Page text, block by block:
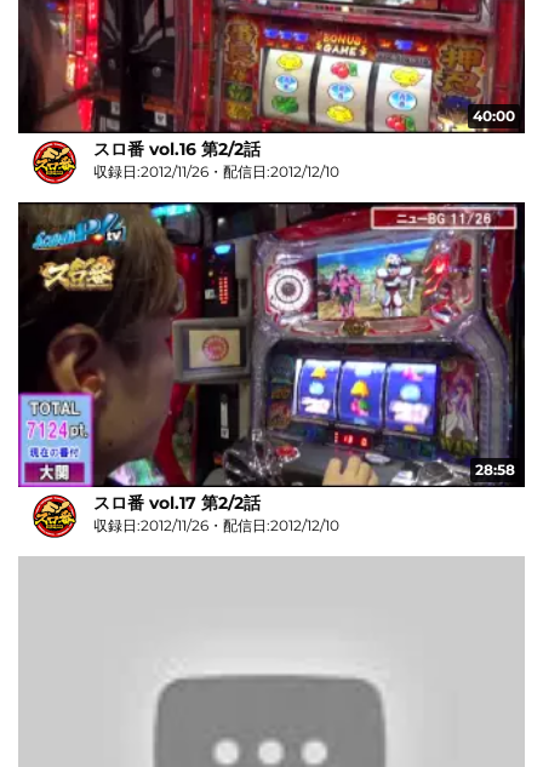
40:00
スロ番 vol.16 第2/2話
収録日:2012/11/26・配信日:2012/12/10
28:58
スロ番 vol.17 第2/2話
収録日:2012/11/26・配信日:2012/12/10